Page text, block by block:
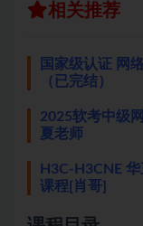
相关推荐
国家级认证 网
（已完结）
2025软考中级
夏老师
H3C-H3CNE
课程[肖哥]